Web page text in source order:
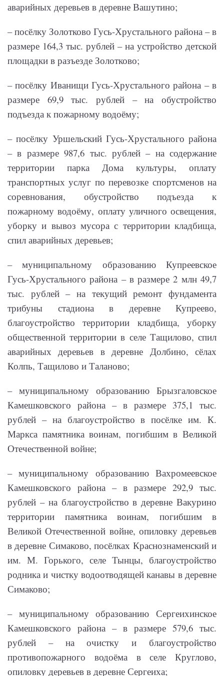
аварийных деревьев в деревне Вашутино;
– посёлку Золотково Гусь-Хрустального района – в
размере 164,3 тыс. рублей – на устройство детской
площадки в разъезде Золотково;
– посёлку Иванищи Гусь-Хрустального района – в
размере 69,9 тыс. рублей – на обустройство
подъезда к пожарному водоёму;
– посёлку Уршельский Гусь-Хрустального района
– в размере 987,6 тыс. рублей – на содержание
территории парка Дома культуры, оплату
транспортных услуг по перевозке спортсменов на
соревнования, обустройство подъезда к
пожарному водоёму, оплату уличного освещения,
уборку и вывоз мусора с территории кладбища,
спил аварийных деревьев;
– муниципальному образованию Купреевское
Гусь-Хрустального района – в размере 2 млн 49,7
тыс. рублей – на текущий ремонт фундамента
трибуны стадиона в деревне Купреево,
благоустройство территории кладбища, уборку
общественной территории в селе Тащилово, спил
аварийных деревьев в деревне Долбино, сёлах
Колпь, Тащилово и Таланово;
– муниципальному образованию Брызгаловское
Камешковского района – в размере 375,1 тыс.
рублей – на благоустройство в посёлке им. К.
Маркса памятника воинам, погибшим в Великой
Отечественной войне;
– муниципальному образованию Вахромеевское
Камешковского района – в размере 292,9 тыс.
рублей – на благоустройство в деревне Вакурино
территории памятника воинам, погибшим в
Великой Отечественной войне, опиловку деревьев
в деревне Симаково, посёлках Краснознаменский и
им. М. Горького, селе Тынцы, благоустройство
родника и чистку водоотводящей канавы в деревне
Симаково;
– муниципальному образованию Сергеихинское
Камешковского района – в размере 579,6 тыс.
рублей – на очистку и благоустройство
противопожарного водоёма в селе Круглово,
опиловку деревьев в деревне Сергеиха;